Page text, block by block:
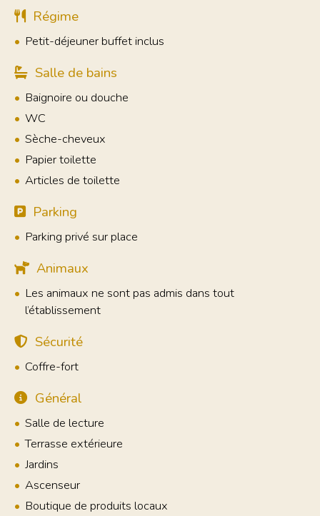
Régime
Petit-déjeuner buffet inclus
Salle de bains
Baignoire ou douche
WC
Sèche-cheveux
Papier toilette
Articles de toilette
Parking
Parking privé sur place
Animaux
Les animaux ne sont pas admis dans tout
l’établissement
Sécurité
Coffre-fort
Général
Salle de lecture
Terrasse extérieure
Jardins
Ascenseur
Boutique de produits locaux